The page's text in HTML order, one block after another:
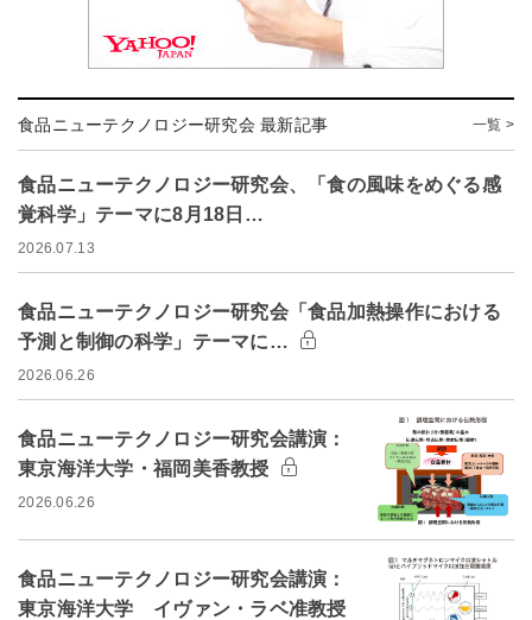
食品ニューテクノロジー研究会 最新記事 一覧 >
食品ニューテクノロジー研究会、「食の風味をめぐる感
覚科学」テーマに8月18日…
2026.07.13
食品ニューテクノロジー研究会「食品加熱操作における
予測と制御の科学」テーマに…
2026.06.26
食品ニューテクノロジー研究会講演：
東京海洋大学・福岡美香教授
2026.06.26
食品ニューテクノロジー研究会講演：
東京海洋大学 イヴァン・ラベ准教授